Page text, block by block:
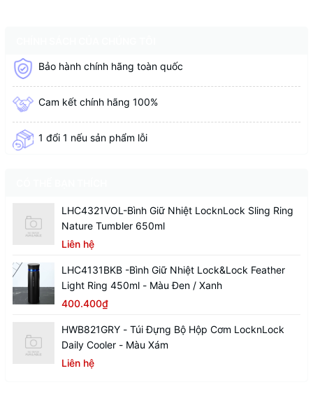
Bảo hành chính hãng toàn quốc
Cam kết chính hãng 100%
1 đổi 1 nếu sản phẩm lỗi
LHC4321VOL-Bình Giữ Nhiệt LocknLock Sling Ring
Nature Tumbler 650ml
Liên hệ
LHC4131BKB -Bình Giữ Nhiệt Lock&Lock Feather
Light Ring 450ml - Màu Đen / Xanh
400.400₫
HWB821GRY - Túi Đựng Bộ Hộp Cơm LocknLock
Daily Cooler - Màu Xám
Liên hệ